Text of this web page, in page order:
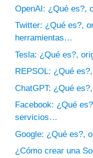
OpenAI: ¿Qué es?,
Twitter: ¿Qué es?,
herramientas…
Tesla: ¿Qué es?,
REPSOL: ¿Qué
ChatGPT: ¿Qué
Facebook: ¿Qué
servicios…
Google: ¿Qué es?,
¿Cómo crear una